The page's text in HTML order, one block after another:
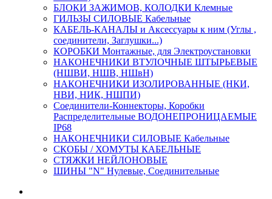
БЛОКИ ЗАЖИМОВ, КОЛОДКИ Клемные
ГИЛЬЗЫ СИЛОВЫЕ Кабельные
КАБЕЛЬ-КАНАЛЫ и Аксессуары к ним (Углы ,
соединители, Заглушки...)
КОРОБКИ Монтажные, для Электроустановки
НАКОНЕЧНИКИ ВТУЛОЧНЫЕ ШТЫРЬЕВЫЕ
(НШВИ, НШВ, НШвН)
НАКОНЕЧНИКИ ИЗОЛИРОВАННЫЕ (НКИ,
НВИ, НИК, НШПИ)
Соединители-Коннекторы, Коробки
Распределительные ВОДОНЕПРОНИЦАЕМЫЕ
IP68
НАКОНЕЧНИКИ СИЛОВЫЕ Кабельные
СКОБЫ / ХОМУТЫ КАБЕЛЬНЫЕ
СТЯЖКИ НЕЙЛОНОВЫЕ
ШИНЫ "N" Нулевые, Соединительные